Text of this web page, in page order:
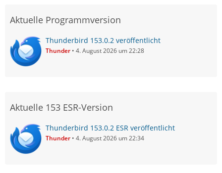
Aktuelle Programmversion
Thunderbird 153.0.2 veröffentlicht
Thunder 4. August 2026 um 22:28
Aktuelle 153 ESR-Version
Thunderbird 153.0.2 ESR veröffentlicht
Thunder 4. August 2026 um 22:34